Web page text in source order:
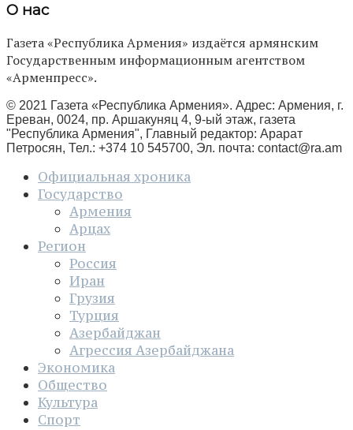
О нас
Газета «Республика Армения» издаётся армянским
Государственным информационным агентством
«Арменпресс».
© 2021 Газета «Республика Армения». Адрес: Армения, г.
Ереван, 0024, пр. Аршакуняц 4, 9-ый этаж, газета
"Республика Армения", Главный редактор: Арарат
Петросян, Тел.: +374 10 545700, Эл. почта: contact@ra.am
Официальная хроника
Государство
Армения
Арцах
Регион
Россия
Иран
Грузия
Турция
Азербайджан
Агрессия Азербайджана
Экономика
Общество
Культура
Спорт